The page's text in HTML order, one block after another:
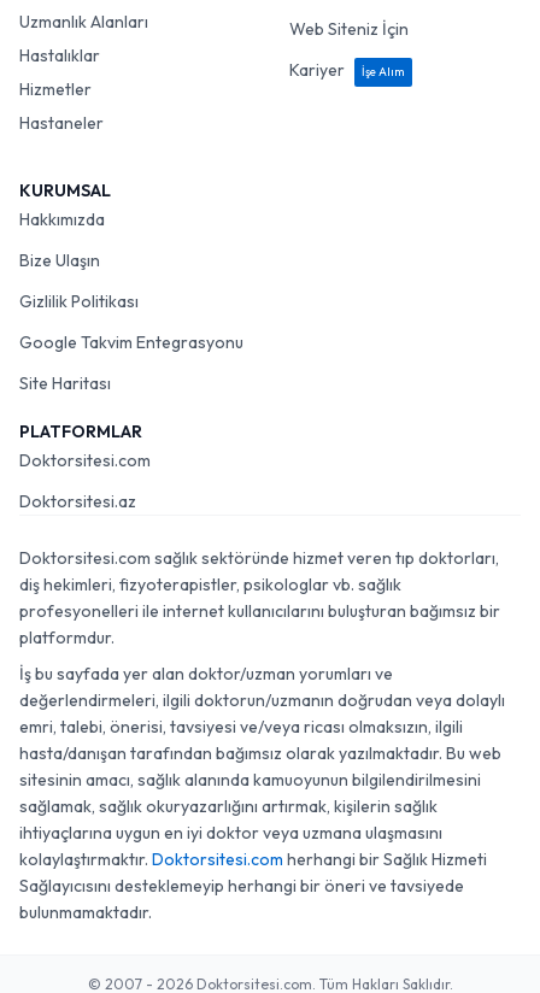
Uzmanlık Alanları
Hastalıklar
Hizmetler
Hastaneler
Web Siteniz İçin
Kariyer
İşe Alım
KURUMSAL
Hakkımızda
Bize Ulaşın
Gizlilik Politikası
Google Takvim Entegrasyonu
Site Haritası
PLATFORMLAR
Doktorsitesi.com
Doktorsitesi.az
Doktorsitesi.com sağlık sektöründe hizmet veren tıp doktorları,
diş hekimleri, fizyoterapistler, psikologlar vb. sağlık
profesyonelleri ile internet kullanıcılarını buluşturan bağımsız bir
platformdur.
İş bu sayfada yer alan doktor/uzman yorumları ve
değerlendirmeleri, ilgili doktorun/uzmanın doğrudan veya dolaylı
emri, talebi, önerisi, tavsiyesi ve/veya ricası olmaksızın, ilgili
hasta/danışan tarafından bağımsız olarak yazılmaktadır. Bu web
sitesinin amacı, sağlık alanında kamuoyunun bilgilendirilmesini
sağlamak, sağlık okuryazarlığını artırmak, kişilerin sağlık
ihtiyaçlarına uygun en iyi doktor veya uzmana ulaşmasını
kolaylaştırmaktır. Doktorsitesi.com herhangi bir Sağlık Hizmeti
Sağlayıcısını desteklemeyip herhangi bir öneri ve tavsiyede
bulunmamaktadır.
© 2007 - 2026 Doktorsitesi.com. Tüm Hakları Saklıdır.